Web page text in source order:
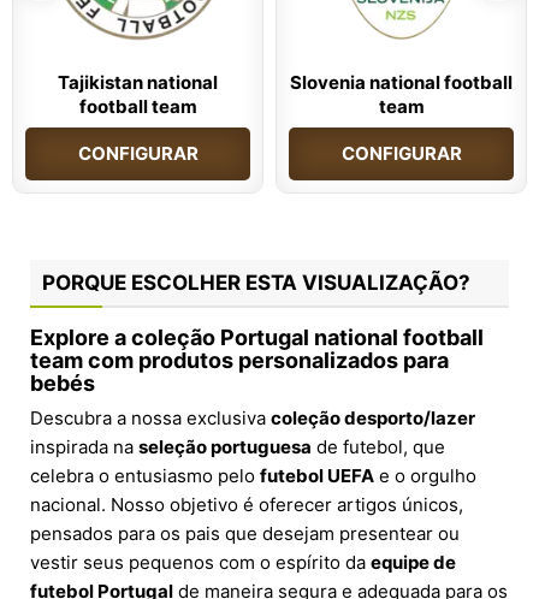
Tajikistan national
football team
CONFIGURAR
Slovenia national football
team
CONFIGURAR
PORQUE ESCOLHER ESTA VISUALIZAÇÃO?
Explore a coleção Portugal national football
teamcom produtos personalizados para
bebés
Descubra a nossa exclusiva coleção desporto/lazer
inspirada na seleção portuguesa de futebol, que
celebra o entusiasmo pelo futebol UEFA e o orgulho
nacional. Nosso objetivo é oferecer artigos únicos,
pensados para os pais que desejam presentear ou
vestir seus pequenos com o espírito da equipe de
futebol Portugal de maneira segura e adequada para os